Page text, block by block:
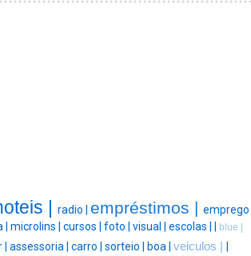
| radio | empréstimos | emprego
| microlins | cursos | foto | visual | escolas | | blue |
| assessoria | carro | sorteio | boa | veiculos | |